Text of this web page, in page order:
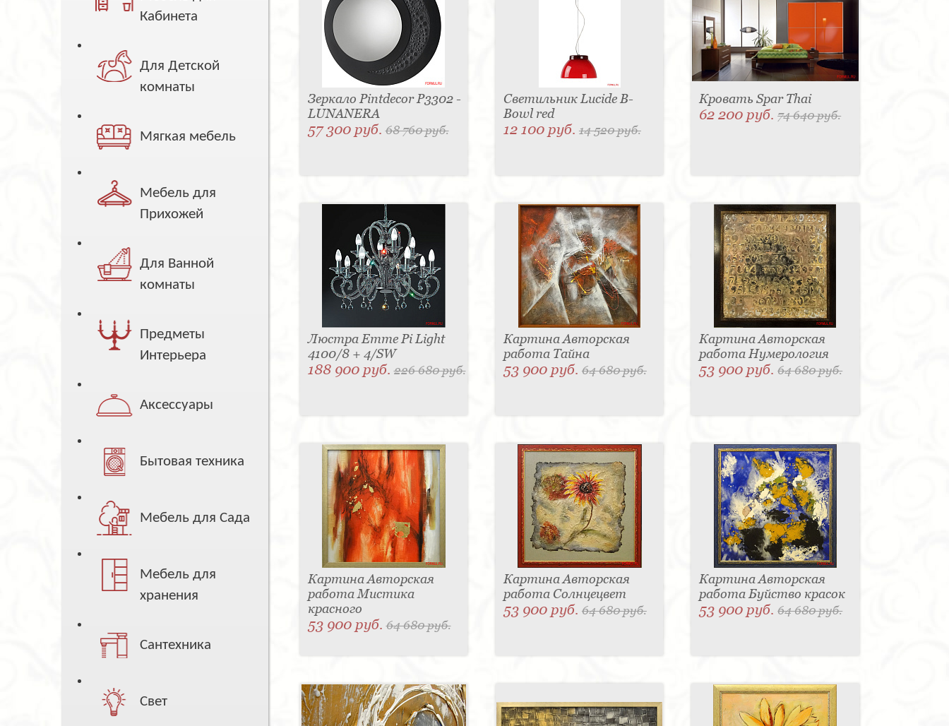
Кабинета
Для Детской
комнаты
Мягкая мебель
Мебель для
Прихожей
Для Ванной
комнаты
Предметы
Интерьера
Аксессуары
Бытовая техника
Мебель для Сада
Мебель для
хранения
Сантехника
Свет
Зеркало Pintdecor P3302 -
LUNANERA
57 300 руб.68 760 руб.
Светильник Lucide B-
Bowl red
12 100 руб. 14 520 руб.
Кровать Spar Thai
62 200 руб.74 640 руб.
Люстра Emme Pi Light
4100/8 + 4/SW
188 900 руб.226 680 руб.
Картина Авторская
работа Тайна
53 900 руб. 64 680 руб.
Картина Авторская
работа Нумерология
53 900 руб.64 680 руб.
Картина Авторская
работа Мистика
красного
53 900 руб.64 680 руб.
Картина Авторская
работа Солнцецвет
53 900 руб. 64 680 руб.
Картина Авторская
работа Буйство красок
53 900 руб.64 680 руб.